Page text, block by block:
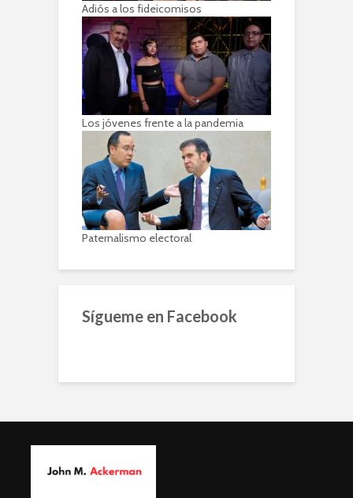
Adiós a los fideicomisos
Los jóvenes frente a la pandemia
Paternalismo electoral
Sígueme en Facebook